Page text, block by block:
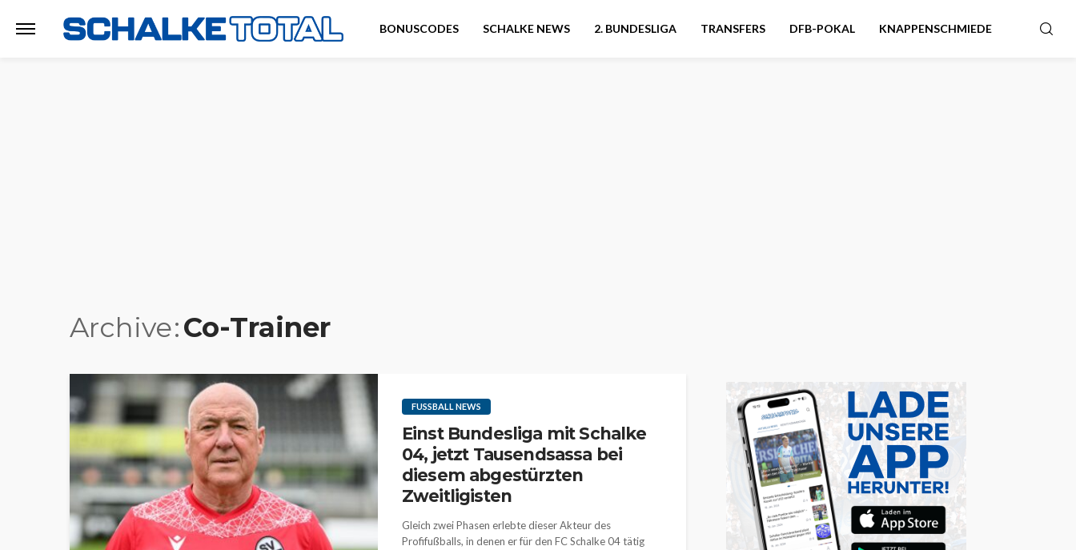
BONUSCODES SCHALKE NEWS 2. BUNDESLIGA TRANSFERS DFB-POKAL KNAPPENSCHMIEDE
Archive Co-Trainer
FUSSBALL NEWS
Einst Bundesliga mit Schalke
04, jetzt Tausendsassa bei
diesem abgestürzten
Zweitligisten
Gleich zwei Phasen erlebte dieser Akteur des
Profifußballs, in denen er für den FC Schalke 04 tätig